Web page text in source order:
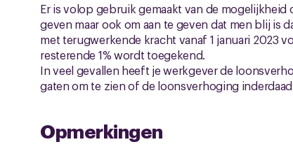
Er is volop gebruik gemaakt van de
geven maar ook om aan te geven dat men blij is
met terugwerkende kracht vanaf 1 januari 2023
resterende 1% wordt toegekend.
In veel gevallen heeft je werkgever de
gaten om te zien of de loonsverhoging
Opmerkingen